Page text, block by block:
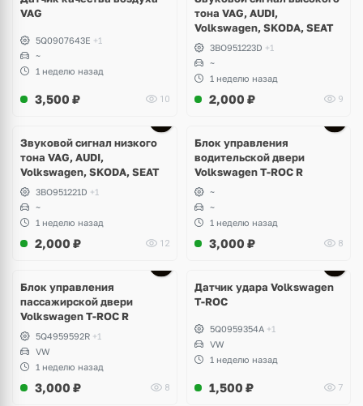
VAG
5Q0907643E +1
~
1 неделю назад
3,500 ₽ 10
тона VAG, AUDI,
Volkswagen, SKODA, SEAT
3BO951223D +1
~
1 неделю назад
2,000 ₽ 9
Звуковой сигнал низкого
тона VAG, AUDI,
Volkswagen, SKODA, SEAT
3BO951221D +1
~
1 неделю назад
2,000 ₽ 12
Блок управления
водительской двери
Volkswagen T-ROC R
~
~
1 неделю назад
3,000 ₽ 8
Блок управления
пассажирской двери
Volkswagen T-ROC R
5Q4959592R +1
VW
1 неделю назад
3,000 ₽ 8
Датчик удара Volkswagen
T-ROC
5Q0959354A +1
VW
1 неделю назад
1,500 ₽ 7